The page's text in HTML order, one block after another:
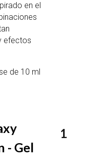
en el
efectos
de 10 ml
- Gel
1